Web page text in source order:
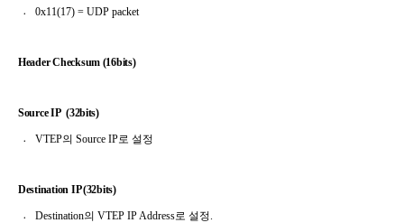
0x11(17) = UDP packet
Header Checksum (16bits)
Source IP (32bits)
〮 VTEP의 Source IP로 설정
Destination IP (32bits)
〮 Destination의 VTEP IP Address로 설정.